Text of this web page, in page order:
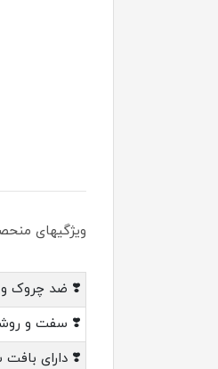
ویژگیهای
❣️ ضد چروک و
❣️ سفت و
❣️ دارای